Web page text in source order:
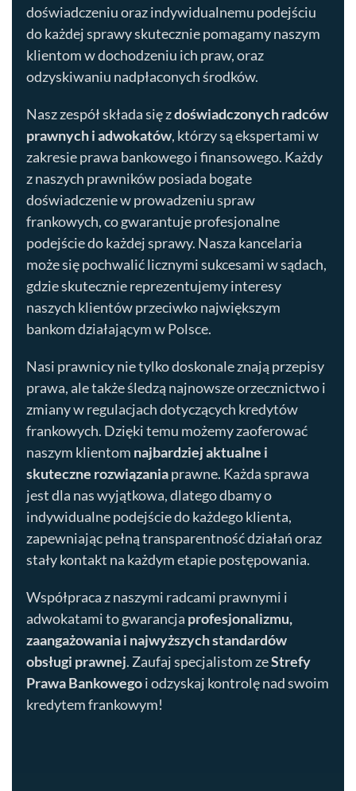
doświadczeniu oraz indywidualnemu podejściu
do każdej sprawy skutecznie pomagamy naszym
klientom w dochodzeniu ich praw, oraz
odzyskiwaniu nadpłaconych środków.
Nasz zespół składa się zdoświadczonych radców
prawnych i adwokatów, którzy są ekspertami w
zakresie prawa bankowego i finansowego. Każdy
z naszych prawników posiada bogate
doświadczenie w prowadzeniu spraw
frankowych, co gwarantuje profesjonalne
podejście do każdej sprawy. Nasza kancelaria
może się pochwalić licznymi sukcesami w sądach,
gdzie skutecznie reprezentujemy interesy
naszych klientów przeciwko największym
bankom działającym w Polsce.
Nasi prawnicy nie tylko doskonale znają przepisy
prawa, ale także śledzą najnowsze orzecznictwo i
zmiany w regulacjach dotyczących kredytów
frankowych. Dzięki temu możemy zaoferować
naszym klientom najbardziej aktualne i
skuteczne rozwiązaniaprawne. Każda sprawa
jest dla nas wyjątkowa, dlatego dbamy o
indywidualne podejście do każdego klienta,
zapewniając pełną transparentność działań oraz
stały kontakt na każdym etapie postępowania.
Współpraca z naszymi radcami prawnymi i
adwokatami to gwarancja profesjonalizmu,
zaangażowania i najwyższych standardów
obsługi prawnej. Zaufaj specjalistom zeStrefy
Prawa Bankowegoi odzyskaj kontrolę nad swoim
kredytem frankowym!